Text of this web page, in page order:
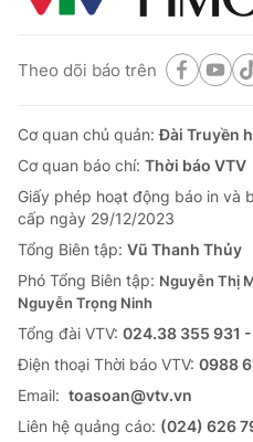
Theo dõi báo trên
Cơ quan chủ quản:Đài Truyền
Cơ quan báo chí: Thời báo VTV
Giấy phép hoạt động báo in và
cấp ngày 29/12/2023
Tổng Biên tập: Vũ Thanh Thủy
Phó Tổng Biên tập: Nguyễn Thị
Nguyễn Trọng Ninh
Tổng đài VTV: 024.38 355 931
Ðiện thoại Thời báo VTV: 0988
Email: toasoan@vtv.vn
Liên hệ quảng cáo: (024) 626